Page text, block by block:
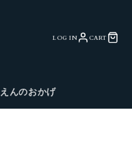
LOG IN CART
えんのおかげ